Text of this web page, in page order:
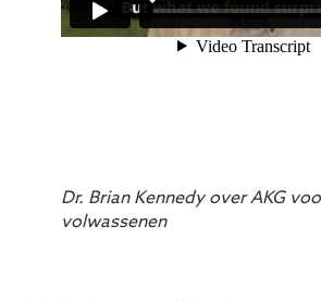
Dr. Brian Kennedy over AKG
volwassenen